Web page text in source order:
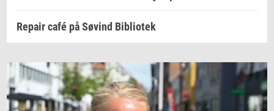
Repair café på Søvind Bibliotek